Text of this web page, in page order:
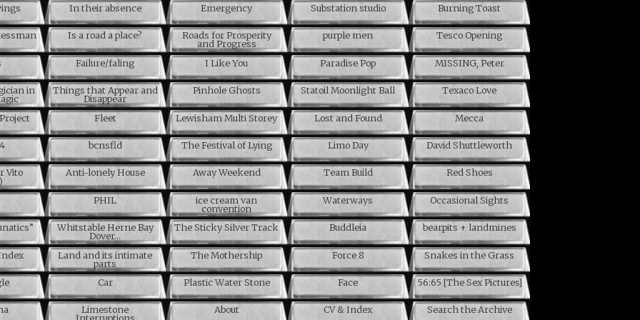
In their absence Emergency Substation studio Burning Toast
Is a road a place? Roads for Prosperity
and Progress
purple men Tesco Opening
Failure/faling I Like You Paradise Pop MISSING, Peter
in Things that Appear and
Disappear
Pinhole Ghosts Statoil Moonlight Ball Texaco Love
Fleet Lewisham Multi Storey Lost and Found Mecca
bcnsfld The Festival of Lying Limo Day David Shuttleworth
Vito Anti-lonely House Away Weekend Team Build Red Shoes
PHIL ice cream van
convention
Waterways Occasional Sights
Whitstable Herne Bay
Dover…
The Sticky Silver Track Buddleia bearpits + landmines
Land and its intimate
parts
The Mothership Force 8 Snakes in the Grass
Car Plastic Water Stone Face 56:65 [The Sex Pictures]
Limestone About CV & Index Search the Archive